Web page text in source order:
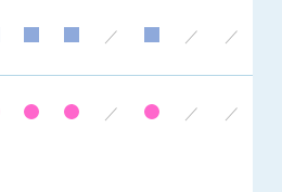
／ ／ ／
／ ／ ／